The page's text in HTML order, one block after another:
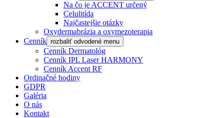
Na čo je ACCENT určený
Celulitída
Najčastejšie otázky
Oxydermabrázia a oxymezoterapia
Cenník rozbaliť odvodené menu
Cenník Dermatológ
Cenník IPL Laser HARMONY
Cenník Accent RF
Ordinačné hodiny
GDPR
Galéria
O nás
Kontakt